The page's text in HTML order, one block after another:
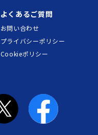
よくあるご質問
お問い合わせ
プライバシーポリシー
Cookieポリシー